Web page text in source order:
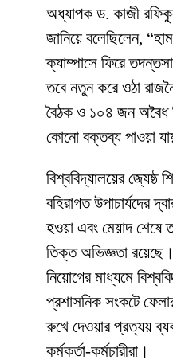
অধ্যাপক ড. কাজী
জানিয়ে বলেছিলেন,
ক্যাম্পাসে ফিরে
তবে নতুন করে ওঠা
বৈঠক ও ১০৪ জন অবৈধ
কোনো বক্তব্য পাওয়া
​বিশ্ববিদ্যালয়ের জ্যেষ্ঠ
বহিরাগত উপাচার্যদের
হওয়া এবং মেয়াদ শেষে
তিক্ত অভিজ্ঞতা
নিয়োগের মাধ্যমে
প্রশাসনিক সংকটে
রুখে দেওয়ার প্রত্যয়
কর্মকর্তা-কর্মচারীরা।